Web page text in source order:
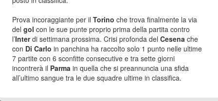
Prova incoraggiante per il Torino che trova finalmente la via
del gol con le sue punte proprio prima della partita contro
l’Interdi settimana prossima. Crisi profonda del Cesena che
con Di Carlo in panchina ha raccolto solo 1 punto nelle ultime
7 partite con 6 sconfitte consecutive e tra sette giorni
incontrerà il Parma in quella che si preannuncia una sfida
all’ultimo sangue tra le due squadre ultime in classifica.